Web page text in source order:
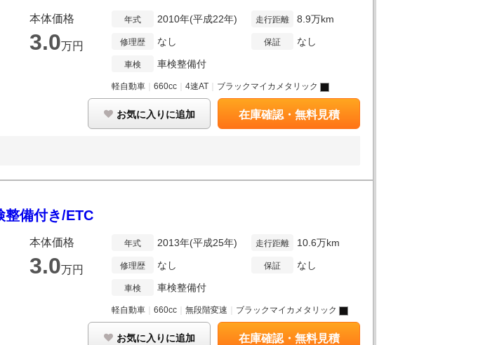
本体価格
3.0万円
年式 2010年(平成22年)
修理歴 なし
車検 車検整備付
走行距離 8.9万km
保証 なし
軽自動車 660cc 4速AT ブラックマイカメタリック
お気に入りに追加 在庫確認・無料見積
整備付き/ETC
本体価格
3.0万円
年式 2013年(平成25年)
修理歴 なし
車検 車検整備付
走行距離 10.6万km
保証 なし
軽自動車 660cc 無段階変速 ブラックマイカメタリック
お気に入りに追加 在庫確認・無料見積